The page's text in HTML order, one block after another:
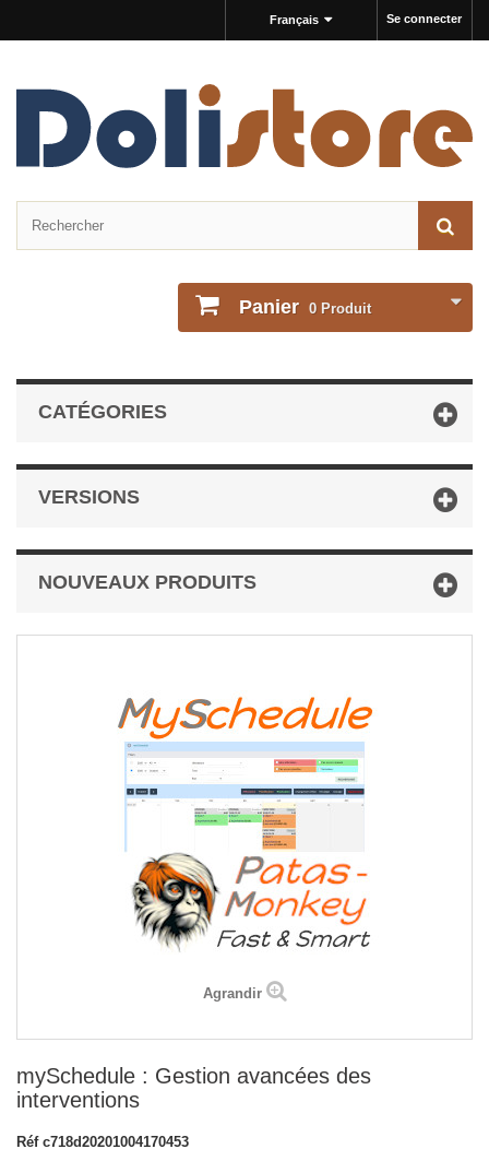
Se connecter
Français
Panier 0 Produit
CATÉGORIES
VERSIONS
NOUVEAUX PRODUITS
Agrandir
mySchedule : Gestion avancées des
interventions
Réf c718d20201004170453